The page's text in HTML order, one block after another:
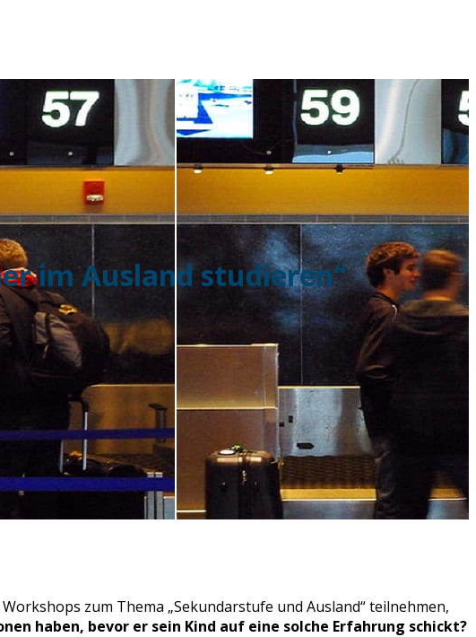
im Ausland studieren“
zum Thema „Sekundarstufe und Ausland“ teilnehmen,
haben, bevor er sein Kind auf eine solche Erfahrung schickt?